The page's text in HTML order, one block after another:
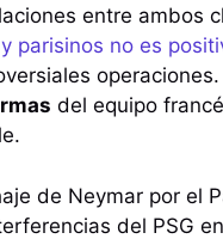
entre ambos
parisinos no es
del equipo
de Neymar por el
del PSG